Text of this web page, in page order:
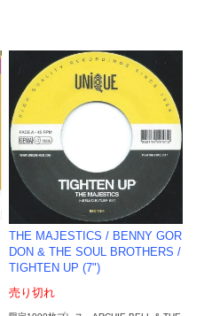
THE MAJESTICS / BENNY GOR
DON & THE SOUL BROTHERS /
TIGHTEN UP (7")
売り切れ